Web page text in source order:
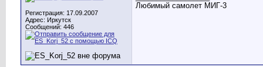
Регистрация: 17.09.2007
Адрес: Иркутск
Сообщений: 446
Любимый самолет МИГ-3